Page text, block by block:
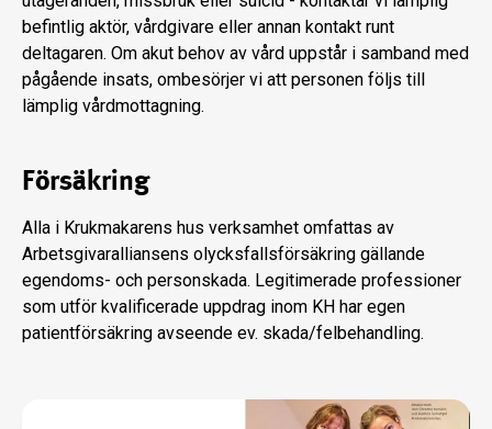
befintlig aktör, vårdgivare eller annan kontakt runt
deltagaren. Om akut behov av vård uppstår i samband med
pågående insats, ombesörjer vi att personen följs till
lämplig vårdmottagning.
Försäkring
Alla i Krukmakarens hus verksamhet omfattas av
Arbetsgivaralliansens olycksfallsförsäkring gällande
egendoms- och personskada. Legitimerade professioner
som utför kvalificerade uppdrag inom KH har egen
patientförsäkring avseende ev. skada/felbehandling.